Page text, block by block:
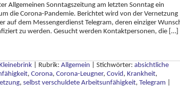
Allgemeinen Sonntagszeitung am letzten Sonntag ein
die Corona-Pandemie. Berichtet wird von der Vernetzung
auf dem Messengerdienst Telegram, deren einziger
zu werden. Gesucht werden Kontaktpersonen, die […]
Rubrik: Allgemein Stichwörter: absichtliche
, Corona, Corona-Leugner, Covid, Krankheit,
, selbst verschuldete Arbeitsunfähigkeit, Telegram